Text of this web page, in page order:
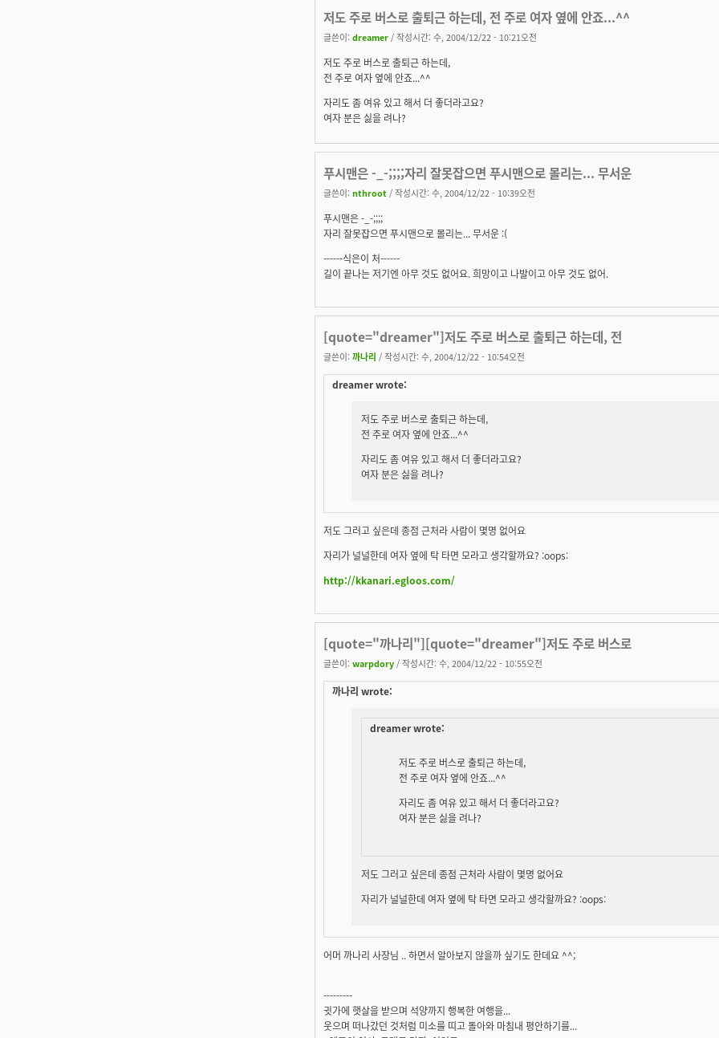
저도 주로 버스로 출퇴근 하는데, 전 주로 여자 옆에 안죠...^^
글쓴이: dreamer / 작성시간: 수, 2004/12/22 - 10:21오전
저도 주로 버스로 출퇴근 하는데,
전 주로 여자 옆에 안죠...^^
자리도 좀 여유 있고 해서 더 좋더라고요?
여자 분은 싫을 려나?
푸시맨은 -_-;;;;자리 잘못잡으면 푸시맨으로 몰리는... 무서운
글쓴이: nthroot / 작성시간: 수, 2004/12/22 - 10:39오전
푸시맨은 -_-;;;;
자리 잘못잡으면 푸시맨으로 몰리는... 무서운 :(
------식은이 처------
길이 끝나는 저기엔 아무 것도 없어요. 희망이고 나발이고 아무 것도 없어.
[quote="dreamer"]저도 주로 버스로 출퇴근 하는데, 전
글쓴이: 까나리 / 작성시간: 수, 2004/12/22 - 10:54오전
dreamer wrote:
저도 주로 버스로 출퇴근 하는데,
전 주로 여자 옆에 안죠...^^
자리도 좀 여유 있고 해서 더 좋더라고요?
여자 분은 싫을 려나?
저도 그러고 싶은데 종점 근처라 사람이 몇명 없어요
자리가 널널한데 여자 옆에 탁 타면 모라고 생각할까요? :oops:
http://kkanari.egloos.com/
[quote="까나리"][quote="dreamer"]저도 주로 버스로
글쓴이: warpdory / 작성시간: 수, 2004/12/22 - 10:55오전
까나리 wrote:
dreamer wrote:
저도 주로 버스로 출퇴근 하는데,
전 주로 여자 옆에 안죠...^^
자리도 좀 여유 있고 해서 더 좋더라고요?
여자 분은 싫을 려나?
저도 그러고 싶은데 종점 근처라 사람이 몇명 없어요
자리가 널널한데 여자 옆에 탁 타면 모라고 생각할까요? :oops:
어머 까나리 사장님 .. 하면서 알아보지 않을까 싶기도 한데요 ^^;
---------
귓가에 햇살을 받으며 석양까지 행복한 여행을...
웃으며 떠나갔던 것처럼 미소를 띠고 돌아와 마침내 평안하기를...